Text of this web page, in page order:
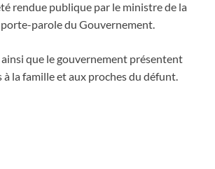
rendue publique par le ministre de la
parole du Gouvernement.
que le gouvernement présentent
à la famille et aux proches du défunt.